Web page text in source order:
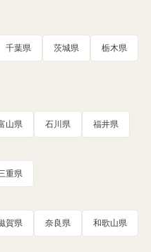
千葉県 茨城県 栃木県
山県 石川県 福井県
重県
賀県 奈良県 和歌山県